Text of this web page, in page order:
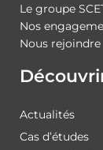
Le groupe
Nos
Nous rejoindre
Actualités
Cas d’études